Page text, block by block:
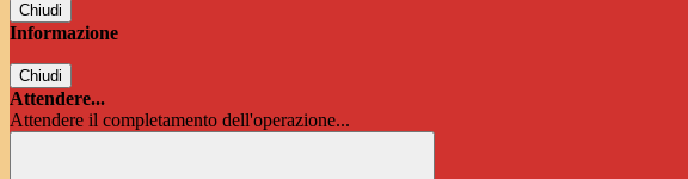
Chiudi
Informazione
Chiudi
Attendere...
Attendere il completamento dell'operazione...